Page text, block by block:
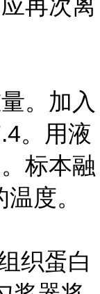
再次离
。加入
。用液
标本融
度。
织蛋白